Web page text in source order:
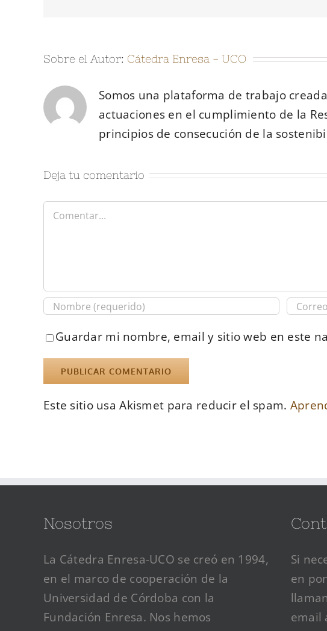
Sobre el Autor: Cátedra Enresa - UCO
Somos una plataforma de trabajo
actuaciones en el cumplimiento de la
principios de consecución de la
Deja tu comentario
Comentar
Guardar mi nombre, email y sitio web en este
Este sitio usa Akismet para reducir el spam.
Nosotros
La Cátedra Enresa-UCO se creó en 1994,
en el marco de cooperación de la
Universidad de Córdoba con la
Fundación Enresa. Nos hemos
Si
en
email